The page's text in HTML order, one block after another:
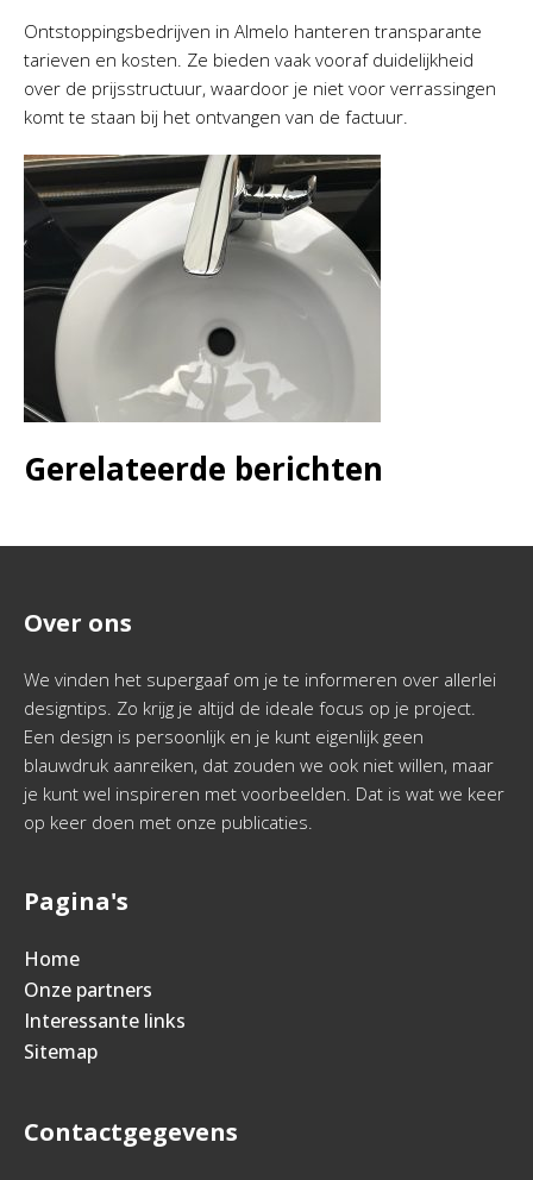
Ontstoppingsbedrijven in Almelo hanteren transparante
tarieven en kosten. Ze bieden vaak vooraf duidelijkheid
over de prijsstructuur, waardoor je niet voor verrassingen
komt te staan bij het ontvangen van de factuur.
Gerelateerde berichten
Over ons
We vinden het supergaaf om je te informeren over allerlei
designtips. Zo krijg je altijd de ideale focus op je project.
Een design is persoonlijk en je kunt eigenlijk geen
blauwdruk aanreiken, dat zouden we ook niet willen, maar
je kunt wel inspireren met voorbeelden. Dat is wat we keer
op keer doen met onze publicaties.
Pagina's
Home
Onze partners
Interessante links
Sitemap
Contactgegevens